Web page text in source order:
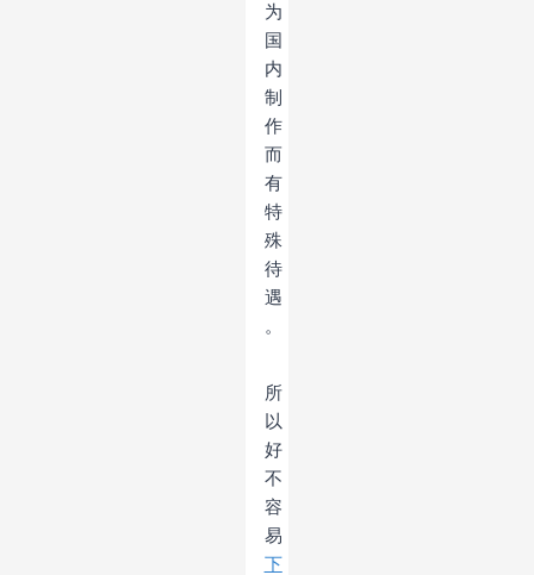
为
国
内
制
作
而
有
特
殊
待
遇
。
所
以
好
不
容
易
下